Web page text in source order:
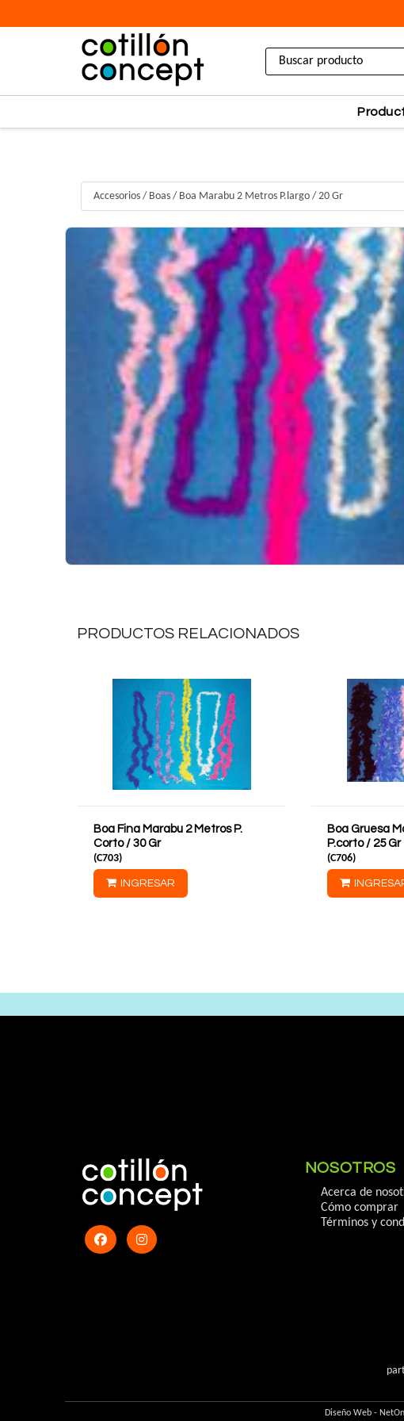
Accesorios / Boas / Boa Marabu 2 Metros P.largo / 20 Gr
PRODUCTOS RELACIONADOS
Boa Fina Marabu 2 Metros P.
Corto / 30 Gr
(C703)
INGRESAR
Boa Gruesa
P.corto / 25 Gr
(C706)
NOSOTROS
Acerca de
Cómo comprar
Términos y
Diseño Web -